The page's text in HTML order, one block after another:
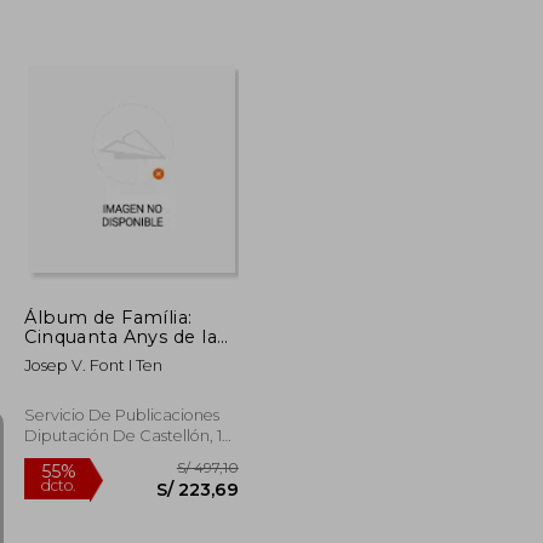
Álbum de Família:
Cinquanta Anys de la
Schola Cantorum de la
Vall D´Uixó (en
Josep V. Font I Ten
Servicio De Publicaciones
Diputación De Castellón, 1
Edición,Usado